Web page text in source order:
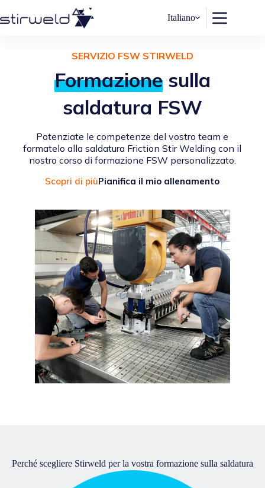
al
contenuto
Italiano
SERVIZIO FSW STIRWELD
Formazionesulla
saldatura FSW
Potenziate le competenze del vostro team e
formatelo alla saldatura Friction Stir Welding con il
nostro corso di formazione FSW personalizzato.
Scopri di piùPianifica il mio allenamento
Perché scegliere Stirweld per la vostra formazione sulla saldatura
FSW?